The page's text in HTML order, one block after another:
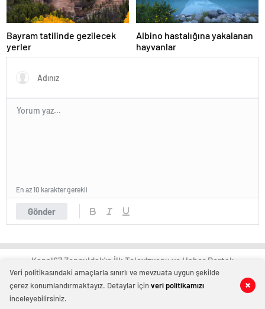
0 0
Bayram tatilinde gezilecek
yerler
Albino hastalığına yakalanan
hayvanlar
Gönder
En az 10 karakter gerekli
Kanal67 Zonguldak'ın İlk Televizyonu ve Haber Portalı
Veri politikasındaki amaçlarla sınırlı ve mevzuata uygun şekilde
çerez konumlandırmaktayız. Detaylar içinveri politikamızı
inceleyebilirsiniz.